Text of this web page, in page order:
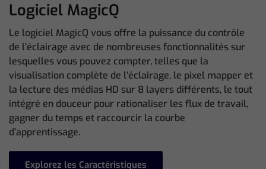
Logiciel MagicQ
Le logiciel MagicQ vous offre la puissance du contrôle
de l’éclairage avec de nombreuses fonctionnalités sur
lesquelles vous pouvez compter, telles que la
visualisation complète de l’éclairage, le pixel mapper et
la lecture des médias HD sur 8 layers différents, le tout
intégré en douceur pour rationaliser les flux de travail,
gagner du temps et raccourcir la courbe
d’apprentissage.
Explorez les Caractéristiques